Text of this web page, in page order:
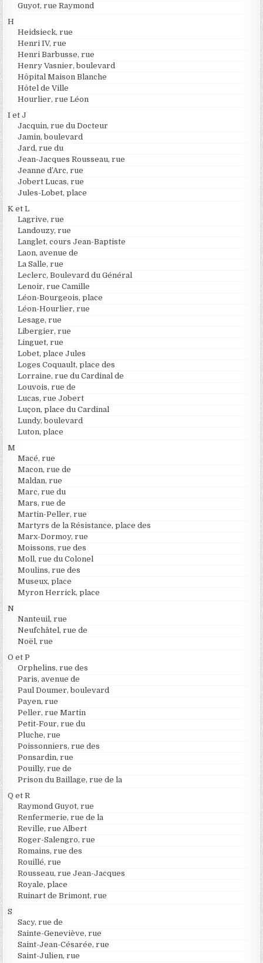
Guyot, rue Raymond
H
Heidsieck, rue
Henri IV, rue
Henri Barbusse, rue
Henry Vasnier, boulevard
Hôpital Maison Blanche
Hôtel de Ville
Hourlier, rue Léon
I et J
Jacquin, rue du Docteur
Jamin, boulevard
Jard, rue du
Jean-Jacques Rousseau, rue
Jeanne d’Arc, rue
Jobert Lucas, rue
Jules-Lobet, place
K et L
Lagrive, rue
Landouzy, rue
Langlet, cours Jean-Baptiste
Laon, avenue de
La Salle, rue
Leclerc, Boulevard du Général
Lenoir, rue Camille
Léon-Bourgeois, place
Léon-Hourlier, rue
Lesage, rue
Libergier, rue
Linguet, rue
Lobet, place Jules
Loges Coquault, place des
Lorraine, rue du Cardinal de
Louvois, rue de
Lucas, rue Jobert
Luçon, place du Cardinal
Lundy, boulevard
Luton, place
M
Macé, rue
Macon, rue de
Maldan, rue
Marc, rue du
Mars, rue de
Martin-Peller, rue
Martyrs de la Résistance, place des
Marx-Dormoy, rue
Moissons, rue des
Moll, rue du Colonel
Moulins, rue des
Museux, place
Myron Herrick, place
N
Nanteuil, rue
Neufchâtel, rue de
Noël, rue
O et P
Orphelins, rue des
Paris, avenue de
Paul Doumer, boulevard
Payen, rue
Peller, rue Martin
Petit-Four, rue du
Pluche, rue
Poissonniers, rue des
Ponsardin, rue
Pouilly, rue de
Prison du Baillage, rue de la
Q et R
Raymond Guyot, rue
Renfermerie, rue de la
Reville, rue Albert
Roger-Salengro, rue
Romains, rue des
Rouillé, rue
Rousseau, rue Jean-Jacques
Royale, place
Ruinart de Brimont, rue
S
Sacy, rue de
Sainte-Geneviève, rue
Saint-Jean-Césarée, rue
Saint-Julien, rue